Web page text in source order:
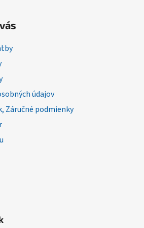
údajov
Záručné podmienky